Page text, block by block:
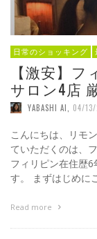
日常のショッキング
【激安】
サロン4店
YABASHI AI 04/13/
こんにちは、リモ
ていただくのは、
フィリピン在住歴
す。 まずはじめに
Read more